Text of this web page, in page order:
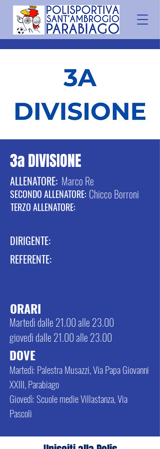
3a DIVISIONE
ALLENATORE: Marco Re
Chicco Borroni
SECONDO ALLENATORE:
TERZO ALLENATORE:
DIRIGENTE:
REFERENTE:
ORARI
Martedì dalle 21.00 alle 23.00
giovedì dalle 21.00 alle 23.00
DOVE
Martedì: Palestra Musazzi, Via Papa Giovanni
XXIII, Parabiago
Giovedì: Scuole medie Villastanza, Via
Pascoli